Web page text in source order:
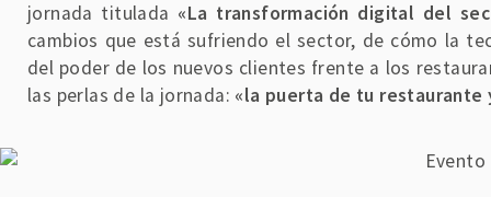
jornada titulada «La transformación digital del
cambios que está sufriendo el sector, de cómo la
del poder de los nuevos clientes frente a los
las perlas de la jornada: «la puerta de tu restaurante